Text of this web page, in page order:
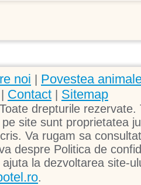
noi
Povestea
Contact Sitemap
drepturile
site sunt proprietatea
Va rugam sa
despre Politica de
la dezvoltarea site-
.